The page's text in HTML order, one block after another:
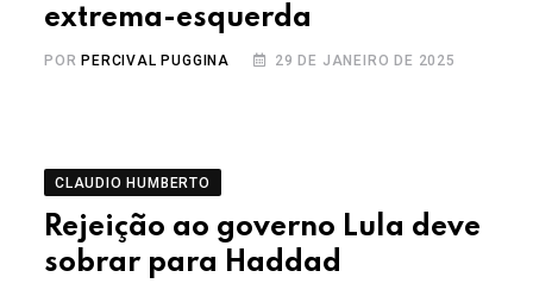
extrema-esquerda
POR PERCIVAL PUGGINA 29 DE JANEIRO DE 2025
CLAUDIO HUMBERTO
Rejeição ao governo Lula deve
sobrar para Haddad